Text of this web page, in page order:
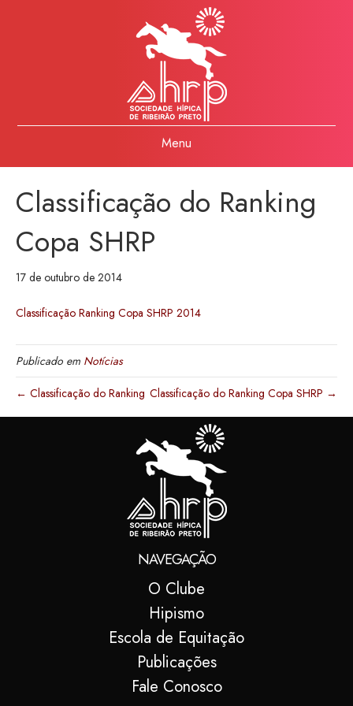
Menu
Classificação do Ranking
Copa SHRP
17 de outubro de 2014
Classificação Ranking Copa SHRP 2014
Publicado em Notícias
← Classificação do Ranking Classificação do Ranking Copa SHRP →
NAVEGAÇÃO
O Clube
Hipismo
Escola de Equitação
Publicações
Fale Conosco